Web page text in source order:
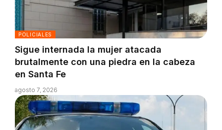
POLICIALES
Sigue internada la mujer atacada
brutalmente con una piedra en la cabeza
en Santa Fe
agosto 7, 2026